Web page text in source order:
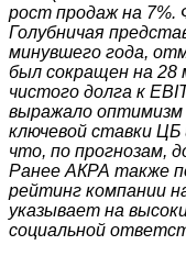
рост продаж на 7%.
Голубничая
минувшего года,
был сокращен на 28
чистого долга к
выражало оптимизм
ключевой ставки ЦБ
что, по прогнозам,
Ранее АКРА также
рейтинг компании
указывает на
социальной